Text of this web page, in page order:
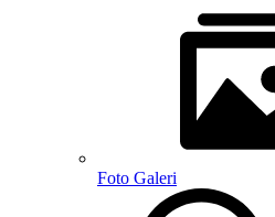
Foto Galeri